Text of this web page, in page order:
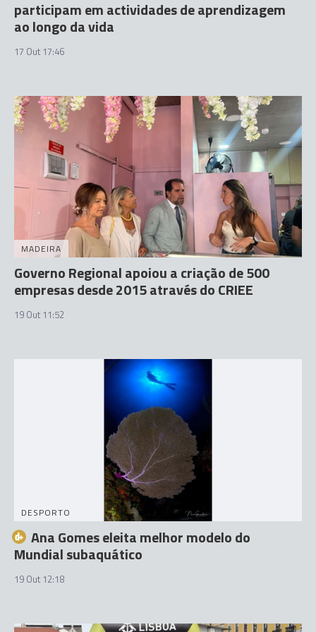
participam em actividades de aprendizagem
ao longo da vida
17 Out 17:46
MADEIRA
Governo Regional apoiou a criação de 500
empresas desde 2015 através do CRIEE
19 Out 11:52
DESPORTO
Ana Gomes eleita melhor modelo do
Mundial subaquático
19 Out 12:18